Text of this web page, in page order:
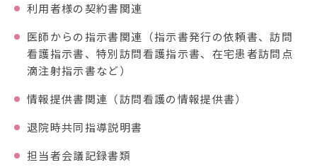
利用者様の契約書関連
医師からの指示書関連（指示書発行の依頼書、訪問
看護指示書、特別訪問看護指示書、在宅患者訪問点
滴注射指示書など）
情報提供書関連（訪問看護の情報提供書）
退院時共同指導説明書
担当者会議記録書類